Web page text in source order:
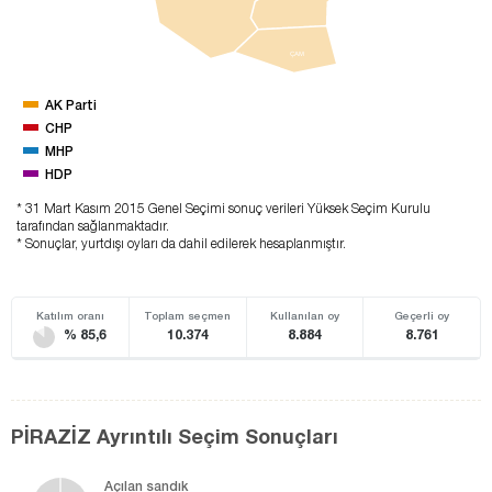
ÇAM
AK Parti
CHP
MHP
HDP
* 31 Mart Kasım 2015 Genel Seçimi sonuç verileri Yüksek Seçim Kurulu
tarafından sağlanmaktadır.
* Sonuçlar, yurtdışı oyları da dahil edilerek hesaplanmıştır.
Katılım oranı
% 85,6
Toplam seçmen
10.374
Kullanılan oy
8.884
Geçerli oy
8.761
PİRAZİZ Ayrıntılı Seçim Sonuçları
Açılan sandık